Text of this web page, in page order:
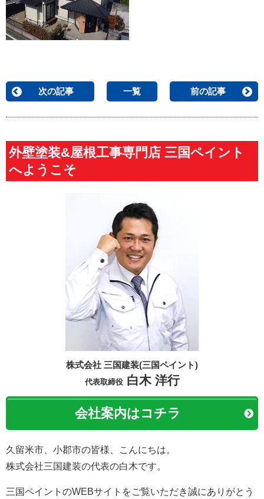
次の記事 一覧 前の記事
外壁塗装&屋根工事専門店 三国ペイント
へようこそ
株式会社 三国建装(三国ペイント)
代表取締役白木 洋行
会社案内はコチラ
久留米市、小郡市の皆様、こんにちは。
株式会社三国建装の代表の白木です。
三国ペイントのWEBサイトをご覧いただき誠にありがとう